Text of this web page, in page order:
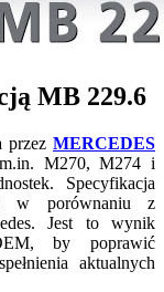
MB 229.6
przezMERCEDES
M270, M274 i
Specyfikacja
w porównaniu z
Jest to wynik
by poprawić
aktualnych